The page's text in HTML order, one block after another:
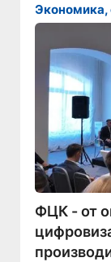
ФЦК - от